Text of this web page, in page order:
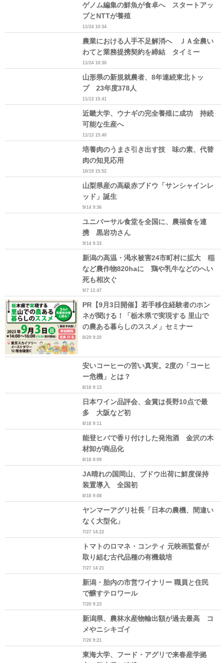
ゲノム編集の鮮魚が食卓へ スタートアッ
プとNTTが養殖
11/24 10:34
農業における人手不足解消へ ＪＡ全農い
わてと業務提携契約を締結 タイミー
11/24 10:30
山形県の新規就農者、8年連続東北トッ
プ 23年度378人
11/13 15:41
近畿大学、ウナギの完全養殖に成功 持続
可能な生産へ
11/13 15:40
培養肉のうまさ引き出す技 味の素、代替
肉の知見応用
10/19 15:52
山梨県産の高級赤ブドウ「サンシャインレ
ッド」誕生
9/14 9:36
ユニバーサル食堂を全国に、農福食を連
携 黒岩功さん
9/14 9:33
新潟の高温・渇水被害24市町村に拡大 稲
など農作物820haに 鶏や乳牛などのへい
死も相次ぐ
9/7 11:47
PR【9月3日開催】若手移住経験者のホン
ネが聞ける！「栃木県で実現する 里山で
の農ある暮らしのススメ」セミナー
8/29 9:20
安いコーヒーの苦い真実。2度の「コーヒ
ー危機」とは？
8/18 9:13
日本ワイン品評会、金賞は長野10点で最
多 大阪など初
8/18 9:11
能登ヒバで香り付けした発泡酒 金沢の木
材卸が商品化
8/18 9:09
JA晴れの国岡山、ブドウ出荷に鮮度保持
装置導入 全国初
8/18 9:08
ヤンマーアグリ社長「日本の農機、間違い
なく大型化」
7/27 14:22
トマトのロマネ・コンティ 元映画監督が
取り組む古代品種の有機栽培
7/27 14:21
新潟・胎内の市営ワイナリー 職員と住民
で醸すテロワール
7/20 9:23
新潟県、農林水産物輸出額が過去最高 コ
メやニシキゴイ
7/20 9:21
東海大学、フード・アグリで来春産学拠